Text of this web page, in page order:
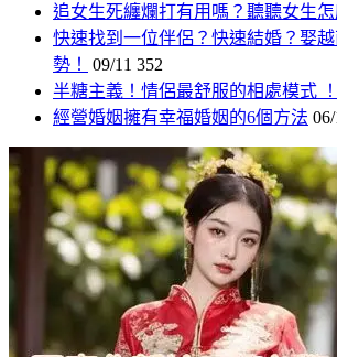
追女生死纏爛打有用嗎？聽聽女生
快速找到一位伴侶？快速結婚？娶
勢！
09/11 352
半糖主義！情侶最舒服的相處模式 ！
經營婚姻擁有幸福婚姻的6個方法